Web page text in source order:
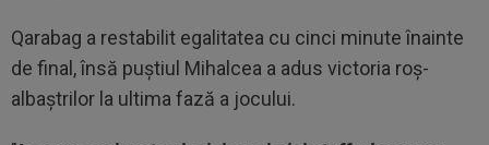
Qarabag a restabilit egalitatea cu cinci minute înainte
de final, însă puştiul Mihalcea a adus victoria roş-
albaştrilor la ultima fază a jocului.